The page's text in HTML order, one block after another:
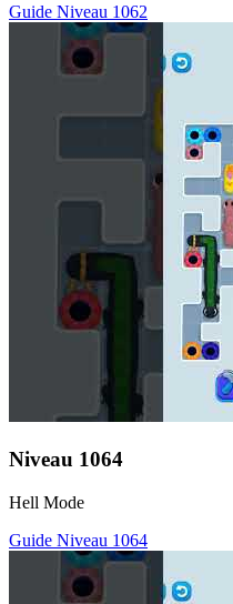
Guide Niveau 1062
Niveau 1064
Hell Mode
Guide Niveau 1064